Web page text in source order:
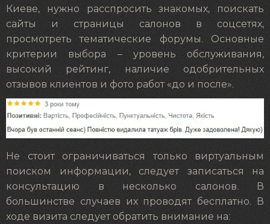
Киеве, нужно расспросить знакомых, поискать
сайты и страницы салонов в соцсетях,
просмотреть тематические форумы. Основные
критерии выбора – уровень обслуживания,
высокий рейтинг, наличие одобрительных
отзывов клиентов и фото работ «до и после».
Не стоит ограничиваться только виртуальным
поиском информации, следует записаться на
консультацию в несколько салонов. В
большинстве случаев их проводят бесплатно. В
ходе визита следует обратить внимание на: